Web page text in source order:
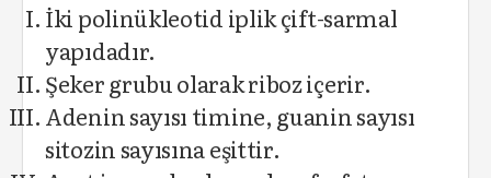
İki polinükleotid iplik çift-sarmal
yapıdadır.
Şeker grubu olarak riboz içerir.
Adenin sayısı timine, guanin sayısı
sitozin sayısına eşittir.